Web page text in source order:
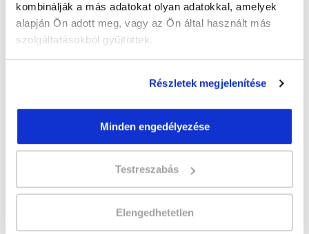
kombinálják a más adatokat olyan adatokkal, amelyek
alapján Ön adott meg, vagy az Ön által használt más
szolgáltatásokból gyűjtöttek.
Részletek megjelenítése
Minden engedélyezése
Testreszabás
Elengedhetetlen
Időtartam:5-6 hónap
Indulás időpontja: 2026-09-25
Képzés ára:359 000 Ft
egyösszegű befizetés esetén
A csoport a meghirdetett időpontban
biztosan indul!
Lehet még jelentkezni?Igen
Jelentkezem!